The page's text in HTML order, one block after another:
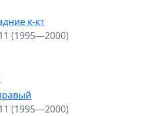
к-кт
(1995—2000)
(1995—2000)